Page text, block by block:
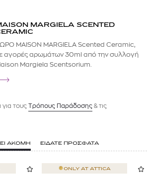
MARGIELA SCENTED
MAISON MARGIELA Scented Ceramic,
αγορές αρωμάτων 30ml από την συλλογή
Margiela Scentsorium.
τους Tρόπους Παράδοσης & τις
ΑΚΟΜΗ ΕΙΔΑΤΕ ΠΡΟΣΦΑΤΑ
ONLY AT ATTICA